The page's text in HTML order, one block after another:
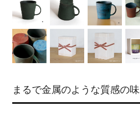
まるで金属のような質感の